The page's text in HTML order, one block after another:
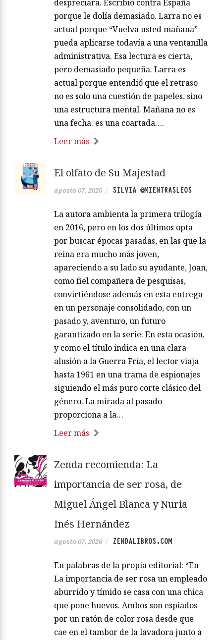
despreciara. Escribió contra España
porque le dolía demasiado. Larra no es
actual porque “Vuelva usted mañana”
pueda aplicarse todavía a una ventanilla
administrativa. Esa lectura es cierta,
pero demasiado pequeña. Larra es
actual porque entendió que el retraso
no es solo una cuestión de papeles, sino
una estructura mental. Mañana no es
una fecha: es una coartada….
Leer más
El olfato de Su Majestad
agosto 07, 2026 / SILVIA @MIENTRASLEOS
La autora ambienta la primera trilogía
en 2016, pero en los dos últimos opta
por buscar épocas pasadas, en las que la
reina era mucho más joven,
apareciendo a su lado su ayudante, Joan,
como fiel compañera de pesquisas,
convirtiéndose además en esta entrega
en un personaje consolidado, con un
pasado y, aventuro, un futuro
garantizado en la serie. En esta ocasión,
y como el título indica en una clara
alusión a la Guerra Fría, el lector viaja
hasta 1961 en una trama de espionajes
siguiendo el más puro corte clásico del
género. La mirada al pasado
proporciona a la…
Leer más
Zenda recomienda: La
importancia de ser rosa, de
Miguel Ángel Blanca y Nuria
Inés Hernández
agosto 07, 2026 / ZENDALIBROS.COM
En palabras de la propia editorial: “En
La importancia de ser rosa un empleado
aburrido y tímido se casa con una chica
que pone huevos. Ambos son espiados
por un ratón de color rosa desde que
cae en el tambor de la lavadora junto a